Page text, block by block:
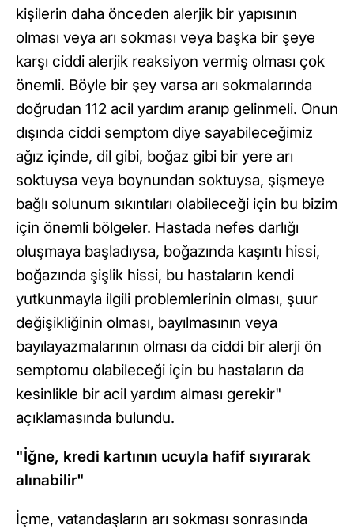
kişilerin daha önceden alerjik bir yapısının
olması veya arı sokması veya başka bir şeye
karşı ciddi alerjik reaksiyon vermiş olması çok
önemli. Böyle bir şey varsa arı sokmalarında
doğrudan 112 acil yardım aranıp gelinmeli. Onun
dışında ciddi semptom diye sayabileceğimiz
ağız içinde, dil gibi, boğaz gibi bir yere arı
soktuysa veya boynundan soktuysa, şişmeye
bağlı solunum sıkıntıları olabileceği için bu bizim
için önemli bölgeler. Hastada nefes darlığı
oluşmaya başladıysa, boğazında kaşıntı hissi,
boğazında şişlik hissi, bu hastaların kendi
yutkunmayla ilgili problemlerinin olması, şuur
değişikliğinin olması, bayılmasının veya
bayılayazmalarının olması da ciddi bir alerji ön
semptomu olabileceği için bu hastaların da
kesinlikle bir acil yardım alması gerekir"
açıklamasında bulundu.
"İğne, kredi kartının ucuyla hafif sıyırarak
alınabilir"
İçme, vatandaşların arı sokması sonrasında